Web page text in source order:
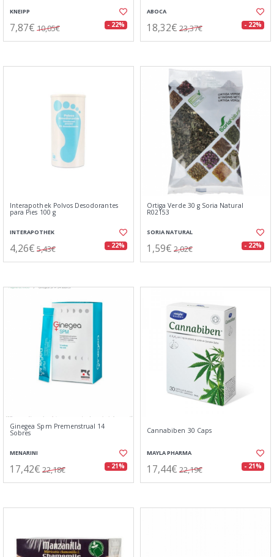
KNEIPP
7,87€ 10,05€ - 22%
ABOCA
18,32€ 23,37€ - 22%
Interapothek Polvos Desodorantes
para Pies 100 g
INTERAPOTHEK
4,26€ 5,43€ - 22%
Ortiga Verde 30 g Soria Natural
R02153
SORIA NATURAL
1,59€ 2,02€ - 22%
Ginegea Spm Premenstrual 14
Sobres
MENARINI
17,42€ 22,18€ - 21%
Cannabiben 30 Caps
MAYLA PHARMA
17,44€ 22,19€ - 21%